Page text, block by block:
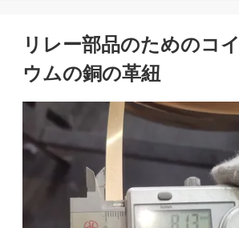
リレー部品のためのコ
ウムの銅の革紐